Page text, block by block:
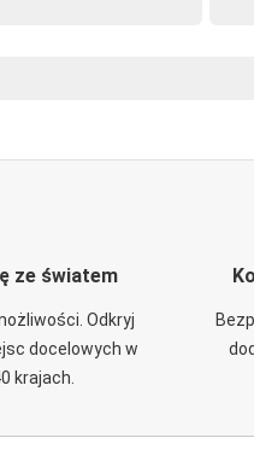
ze światem
Odkryj
docelowych w
krajach.